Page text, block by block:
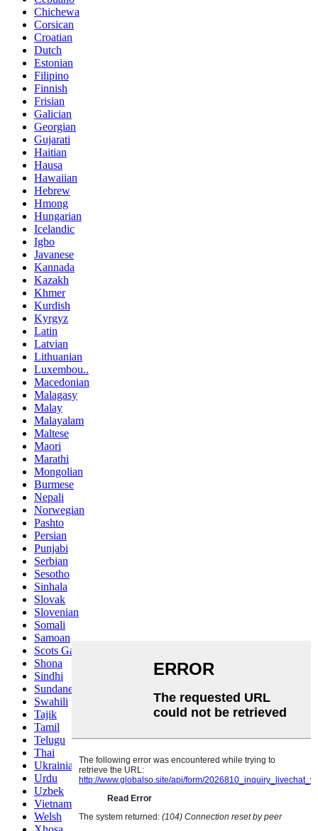
Chichewa
Corsican
Croatian
Dutch
Estonian
Filipino
Finnish
Frisian
Galician
Georgian
Gujarati
Haitian
Hausa
Hawaiian
Hebrew
Hmong
Hungarian
Icelandic
Igbo
Javanese
Kannada
Kazakh
Khmer
Kurdish
Kyrgyz
Latin
Latvian
Lithuanian
Luxembou..
Macedonian
Malagasy
Malay
Malayalam
Maltese
Maori
Marathi
Mongolian
Burmese
Nepali
Norwegian
Pashto
Persian
Punjabi
Serbian
Sesotho
Sinhala
Slovak
Slovenian
Somali
Samoan
Scots Gaelic
Shona
Sindhi
Sundanese
Swahili
Tajik
Tamil
Telugu
Thai
Ukrainian
Urdu
Uzbek
Vietnamese
Welsh